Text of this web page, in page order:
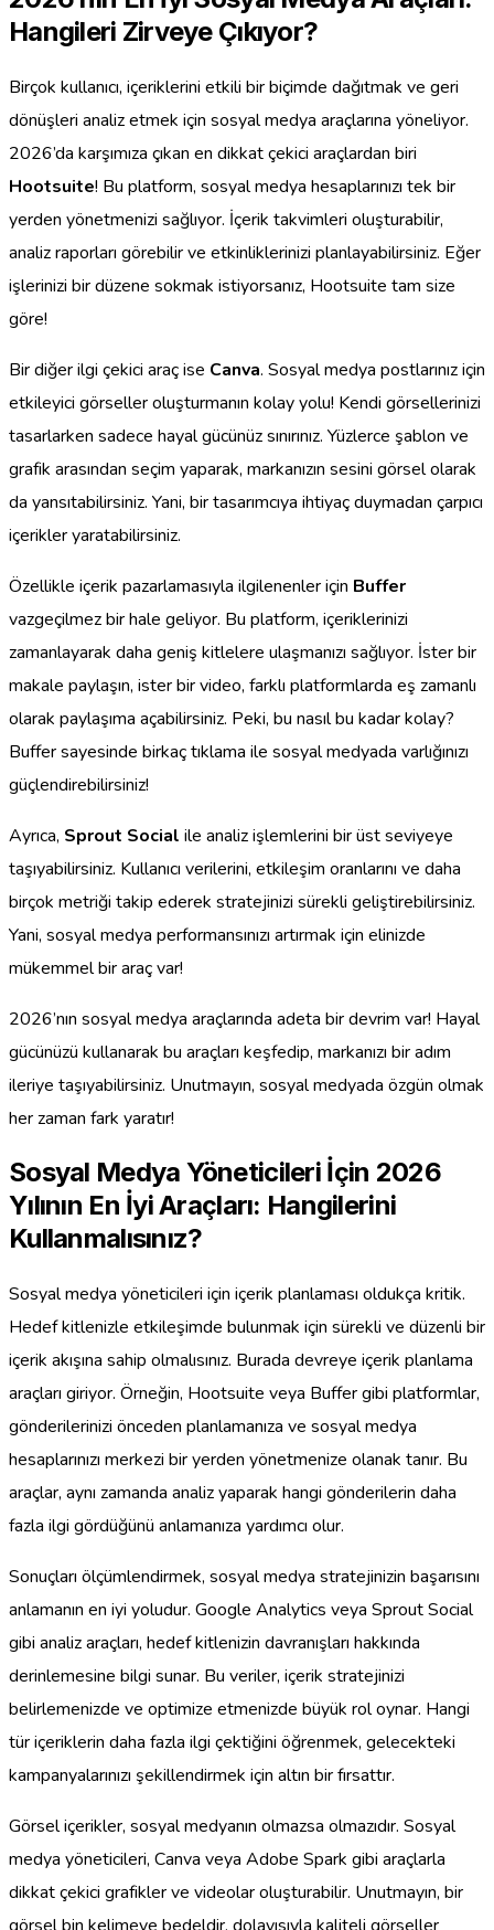
Hangileri Zirveye Çıkıyor?
Birçok kullanıcı, içeriklerini etkili bir biçimde dağıtmak ve geri
dönüşleri analiz etmek için sosyal medya araçlarına yöneliyor.
2026’da karşımıza çıkan en dikkat çekici araçlardan biri
Hootsuite! Bu platform, sosyal medya hesaplarınızı tek bir
yerden yönetmenizi sağlıyor. İçerik takvimleri oluşturabilir,
analiz raporları görebilir ve etkinliklerinizi planlayabilirsiniz. Eğer
işlerinizi bir düzene sokmak istiyorsanız, Hootsuite tam size
göre!
Bir diğer ilgi çekici araç ise Canva. Sosyal medya postlarınız için
etkileyici görseller oluşturmanın kolay yolu! Kendi görsellerinizi
tasarlarken sadece hayal gücünüz sınırınız. Yüzlerce şablon ve
grafik arasından seçim yaparak, markanızın sesini görsel olarak
da yansıtabilirsiniz. Yani, bir tasarımcıya ihtiyaç duymadan çarpıcı
içerikler yaratabilirsiniz.
Özellikle içerik pazarlamasıyla ilgilenenler için Buffer
vazgeçilmez bir hale geliyor. Bu platform, içeriklerinizi
zamanlayarak daha geniş kitlelere ulaşmanızı sağlıyor. İster bir
makale paylaşın, ister bir video, farklı platformlarda eş zamanlı
olarak paylaşıma açabilirsiniz. Peki, bu nasıl bu kadar kolay?
Buffer sayesinde birkaç tıklama ile sosyal medyada varlığınızı
güçlendirebilirsiniz!
Ayrıca, Sprout Social ile analiz işlemlerini bir üst seviyeye
taşıyabilirsiniz. Kullanıcı verilerini, etkileşim oranlarını ve daha
birçok metriği takip ederek stratejinizi sürekli geliştirebilirsiniz.
Yani, sosyal medya performansınızı artırmak için elinizde
mükemmel bir araç var!
2026’nın sosyal medya araçlarında adeta bir devrim var! Hayal
gücünüzü kullanarak bu araçları keşfedip, markanızı bir adım
ileriye taşıyabilirsiniz. Unutmayın, sosyal medyada özgün olmak
her zaman fark yaratır!
Sosyal Medya Yöneticileri İçin 2026
Yılının En İyi Araçları: Hangilerini
Kullanmalısınız?
Sosyal medya yöneticileri için içerik planlaması oldukça kritik.
Hedef kitlenizle etkileşimde bulunmak için sürekli ve düzenli bir
içerik akışına sahip olmalısınız. Burada devreye içerik planlama
araçları giriyor. Örneğin, Hootsuite veya Buffer gibi platformlar,
gönderilerinizi önceden planlamanıza ve sosyal medya
hesaplarınızı merkezi bir yerden yönetmenize olanak tanır. Bu
araçlar, aynı zamanda analiz yaparak hangi gönderilerin daha
fazla ilgi gördüğünü anlamanıza yardımcı olur.
Sonuçları ölçümlendirmek, sosyal medya stratejinizin başarısını
anlamanın en iyi yoludur. Google Analytics veya Sprout Social
gibi analiz araçları, hedef kitlenizin davranışları hakkında
derinlemesine bilgi sunar. Bu veriler, içerik stratejinizi
belirlemenizde ve optimize etmenizde büyük rol oynar. Hangi
tür içeriklerin daha fazla ilgi çektiğini öğrenmek, gelecekteki
kampanyalarınızı şekillendirmek için altın bir fırsattır.
Görsel içerikler, sosyal medyanın olmazsa olmazıdır. Sosyal
medya yöneticileri, Canva veya Adobe Spark gibi araçlarla
dikkat çekici grafikler ve videolar oluşturabilir. Unutmayın, bir